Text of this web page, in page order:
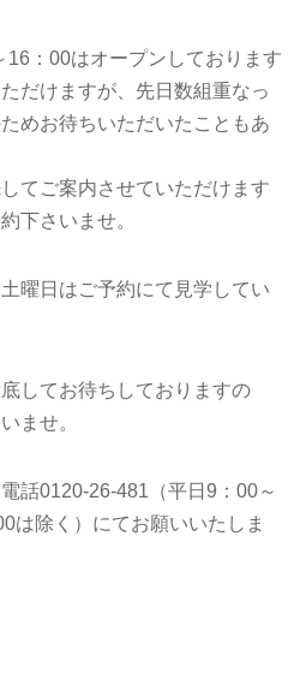
：00はオープンしております
だけますが、先日数組重なっ
めお待ちいただいたこともあ
てご案内させていただけます
下さいませ。
曜日はご予約にて見学してい
してお待ちしておりますの
ませ。
話0120-26-481（平日9：00～
除く）にてお願いいたしま